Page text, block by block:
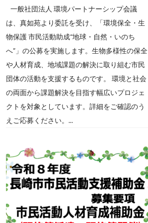
一般社団法人 環境パートナーシップ会議
は、真如苑より委託を受け、「環境保全・生
物保護 市民活動助成“地球・自然・いのち
へ”」の公募を実施します。生物多様性の保全
や人材育成、地域課題の解決に取り組む市民
団体の活動を支援するものです。 環境と社会
の両面から課題解決を目指す幅広いプロジェ
クトを対象としています。詳細をご確認のう
えご応募ください。...